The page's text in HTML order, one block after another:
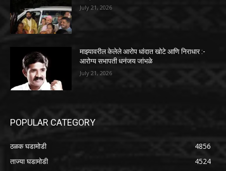
July 21, 2026
माझ्यावरील केलेले आरोप धांदात खोटे आणि निराधार :-
आरोग्य सभापती धनंजय जांभळे
July 21, 2026
POPULAR CATEGORY
ठळक घडामोडी
4856
ताज्या घडामोडी
4524